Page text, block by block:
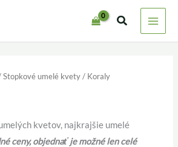
Stopkové umelé kvety/ Koraly
kvetov, najkrajšie umelé
ceny, objednať je možné len celé